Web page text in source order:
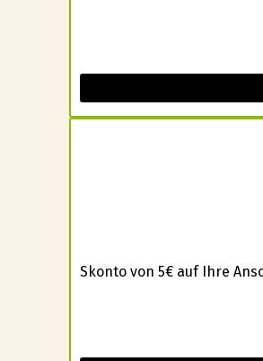
Skonto von 5€ auf Ihre